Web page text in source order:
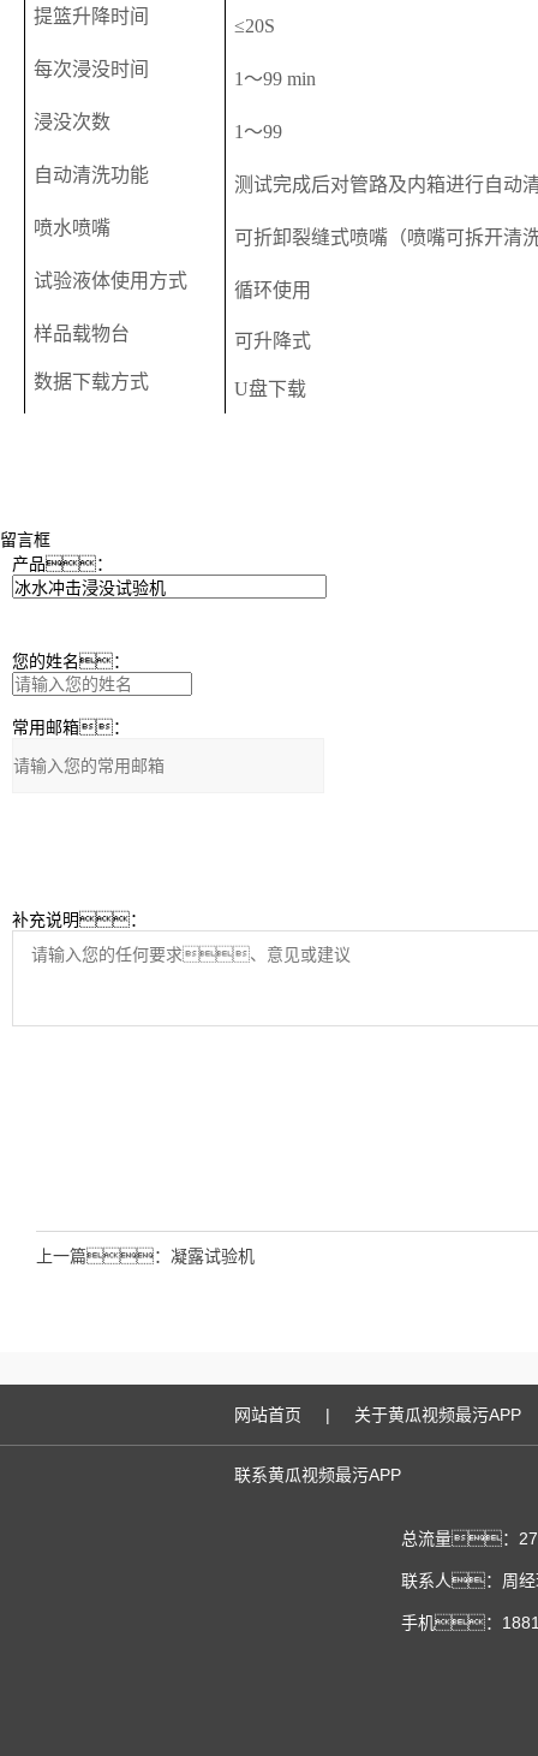
提篮升降时间 ≤20S
每次浸没时间 1～99 min
浸没次数 1～99
自动清洗功能 测试完成后对管路及内箱进行自动
喷水喷嘴 可折卸裂缝式喷嘴（喷嘴可拆开清
试验液体使用方式 循环使用
样品载物台
可升降式
数据下载方式
U盘下载
留言框
产品：
您的姓名：
常用邮箱：
补充说明：
上一篇： 凝露试验机
网站首页 | 关于黄瓜视频最污APP
联系黄瓜视频最污APP
总流量：
联系人：周
手机：